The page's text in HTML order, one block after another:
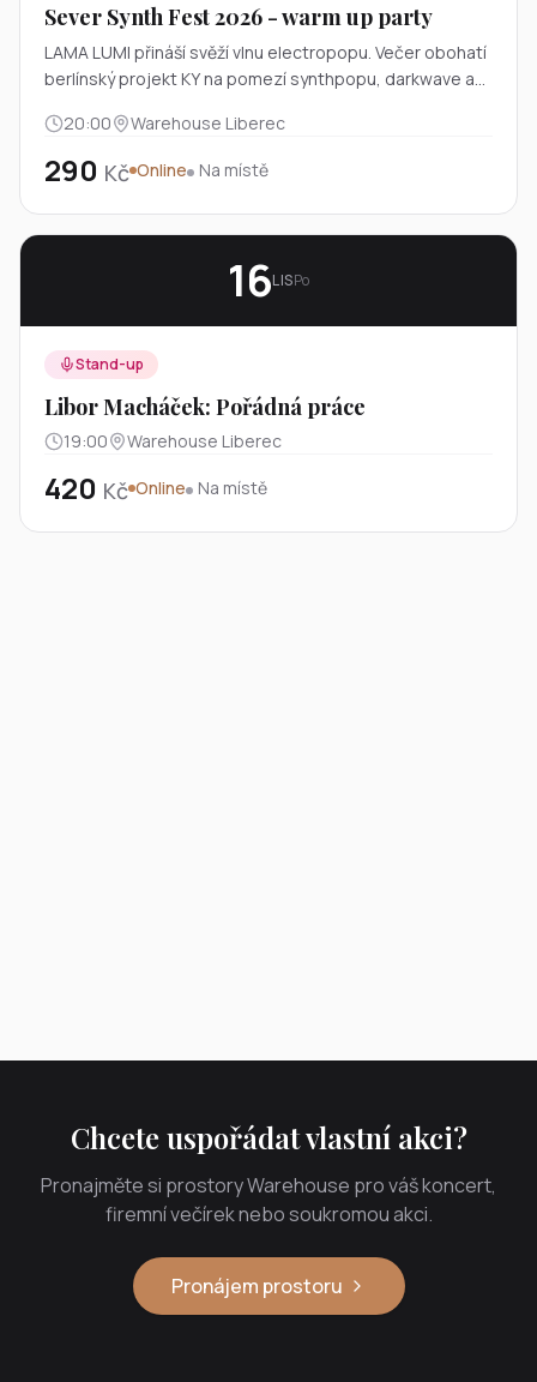
Sever Synth Fest 2026 - warm up party
LAMA LUMI přináší svěží vlnu electropopu. Večer obohatí
berlínský projekt KY na pomezí synthpopu, darkwave a
20:00 Warehouse Liberec
290 Kč Online Na místě
16LISPo
Stand-up
Libor Macháček: Pořádná práce
19:00 Warehouse Liberec
420 Kč Online Na místě
Chcete uspořádat vlastní akci?
Pronajměte si prostory Warehouse pro váš koncert,
firemní večírek nebo soukromou akci.
Pronájem prostoru